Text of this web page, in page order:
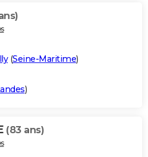
(Seine-Maritime)
)
(83 ans)